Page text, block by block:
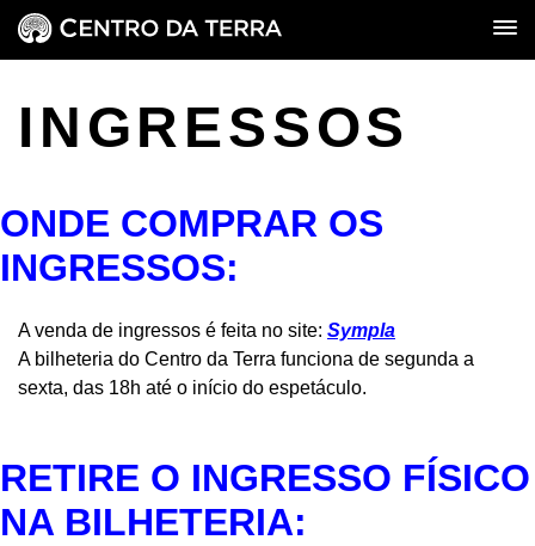
INGRESSOS
ONDE COMPRAR OS
INGRESSOS:
A venda de ingressos é feita no site: Sympla
A bilheteria do Centro da Terra funciona de segunda a
sexta, das 18h até o início do espetáculo.
RETIRE O INGRESSO FÍSICO
NA BILHETERIA: